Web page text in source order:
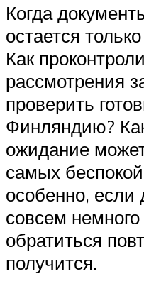
Когда
остается
Как
рассмотрения
проверить
Финляндию?
ожидание
самых
особенно, если
совсем
обратиться
получится.